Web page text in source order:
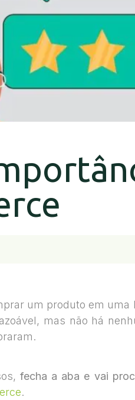
um produto em
mas não há
fecha a aba e vai
.